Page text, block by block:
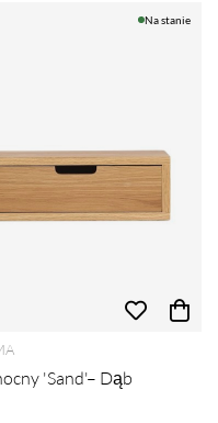
Na stanie
'Sand'– Dąb